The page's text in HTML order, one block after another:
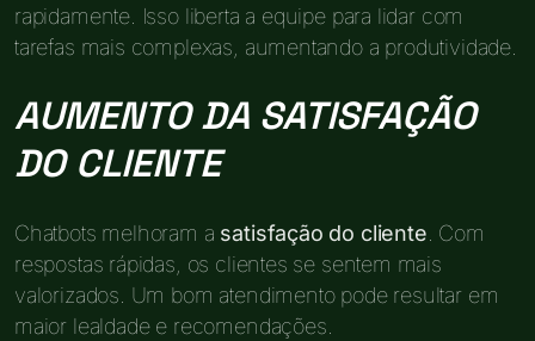
rapidamente. Isso liberta a equipe para lidar com
tarefas mais complexas, aumentando a produtividade.
AUMENTO DA SATISFAÇÃO
DO CLIENTE
Chatbots melhoram a satisfação do cliente . Com
respostas rápidas, os clientes se sentem mais
valorizados. Um bom atendimento pode resultar em
maior lealdade e recomendações.